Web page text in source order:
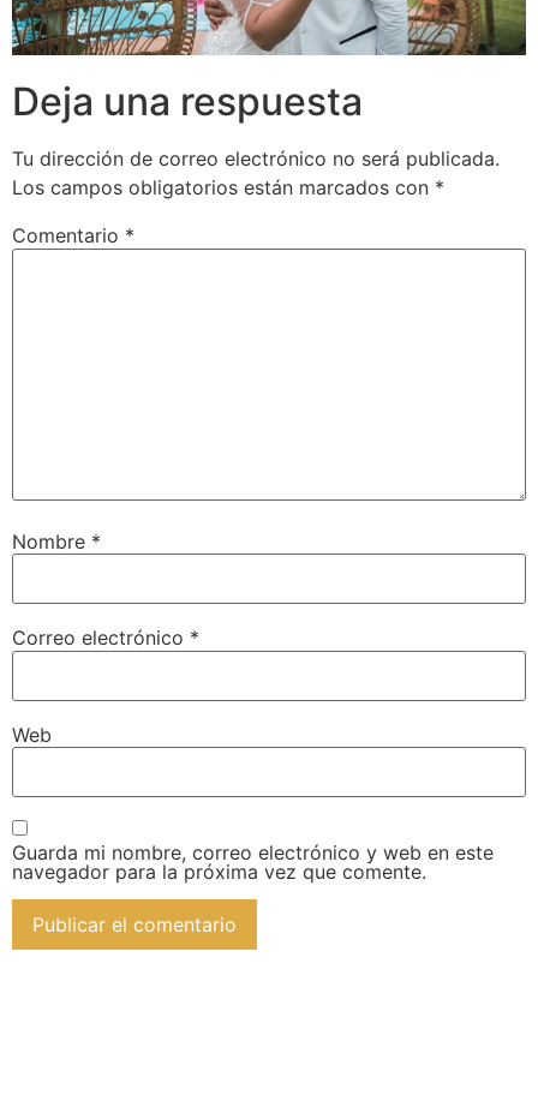
Deja una respuesta
Tu dirección de correo electrónico no será publicada.
Los campos obligatorios están marcados con *
Comentario *
Nombre *
Correo electrónico *
Web
Guarda mi nombre, correo electrónico y web en este
navegador para la próxima vez que comente.